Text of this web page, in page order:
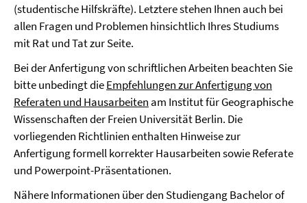
(studentische Hilfskräfte). Letztere stehen Ihnen auch bei
allen Fragen und Problemen hinsichtlich Ihres Studiums
mit Rat und Tat zur Seite.
Bei der Anfertigung von schriftlichen Arbeiten beachten Sie
bitte unbedingt dieEmpfehlungen zur Anfertigung von
Referaten und Hausarbeiten am Institut für Geographische
Wissenschaften der Freien Universität Berlin. Die
vorliegenden Richtlinien enthalten Hinweise zur
Anfertigung formell korrekter Hausarbeiten sowie Referate
und Powerpoint-Präsentationen.
Nähere Informationen über den Studiengang Bachelor of